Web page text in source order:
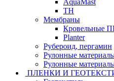
AquaMast
ТН
Мембраны
Кровельные
Planter
Рубероид, пергамин
Рулонные
Рулонные
ПЛЕНКИ И